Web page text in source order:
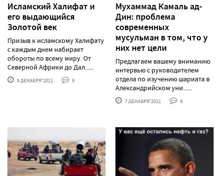
Исламский Халифат и
его выдающийся
Золотой век
Призыв к исламскому Халифату
с каждым днем набирает
обороты по всему миру. От
Северной Африки до Дал......
9 ДЕКАБРЯ'2011 6
Мухаммад Камаль ад-
Дин: проблема
современных
мусульман в том, что у
них нет цели
Предлагаем вашему вниманию
интервью с руководителем
отдела по изучению шариата в
Александрийском уни......
7 ДЕКАБРЯ'2011 6